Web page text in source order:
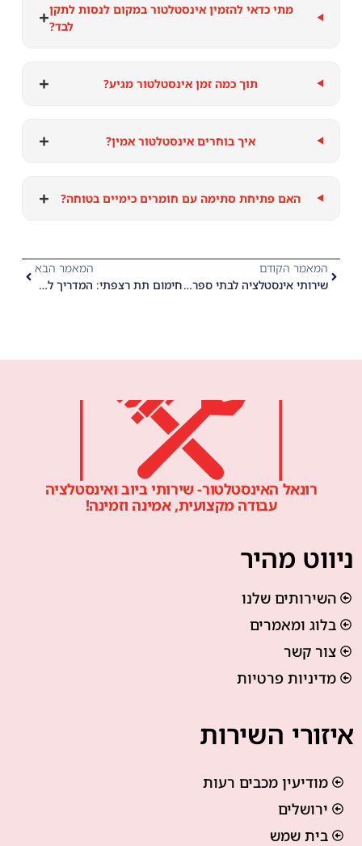
מתי כדאי להזמין אינסטלטור במקום לנסות לתקן
לבד?+
תוך כמה זמן אינסטלטור מגיע? +
איך בוחרים אינסטלטור אמין? +
האם פתיחת סתימה עם חומרים כימיים בטוחה? +
המאמר הקודם
שירותי אינסטלציה לבתי ספר וגני ילדים: מדריך לתחזוקה בחופשות | רונאל אינסטלטור
המאמר הבא
חימום תת רצפתי: המדריך לאבחון תקלות, חיבור לאינסטלציה ותיקון מקצועי
רונאל האינסטלטור- שירותי ביוב ואינסטלציה
עבודה מקצועית, אמינה וזמינה!
ניווט מהיר
השירותים שלנו
בלוג ומאמרים
צור קשר
מדיניות פרטיות
איזורי השירות
מודיעין מכבים רעות
ירושלים
בית שמש